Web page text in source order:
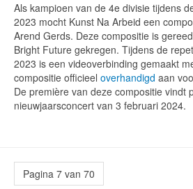
Als kampioen van de 4e divisie tijdens
2023 mocht Kunst Na Arbeid een
Arend Gerds. Deze compositie is
Bright Future gekregen. Tijdens de
2023 is een videoverbinding gemaakt
compositie officieel overhandigd aan
De première van deze compositie vindt
nieuwjaarsconcert van 3 februari 2024.
Pagina 7 van 70